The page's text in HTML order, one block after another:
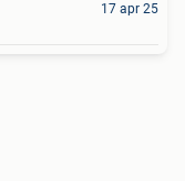
17 apr 25